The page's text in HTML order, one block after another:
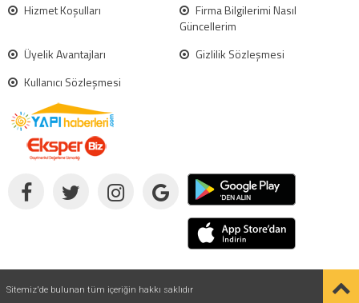
Hizmet Koşulları
Firma Bilgilerimi Nasıl
Güncellerim
Üyelik Avantajları
Gizlilik Sözleşmesi
Kullanıcı Sözleşmesi
Sitemiz'de bulunan tüm içeriğin hakkı saklıdır